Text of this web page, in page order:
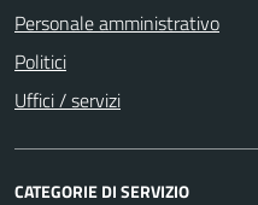
Personale amministrativo
Politici
Uffici / servizi
CATEGORIE DI SERVIZIO